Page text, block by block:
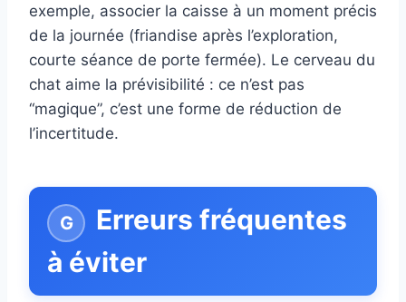
exemple, associer la caisse à un moment précis
de la journée (friandise après l’exploration,
courte séance de porte fermée). Le cerveau du
chat aime la prévisibilité : ce n’est pas
“magique”, c’est une forme de réduction de
l’incertitude.
Erreurs fréquentes
à éviter